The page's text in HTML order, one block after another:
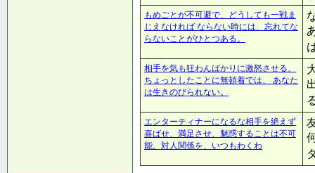
もめごとが不可避で、どうしても一戦ま
じえなければ ならない時には、忘れてな
らないことがひとつある。
相手を気も狂わんばかりに激怒させる、
ちょっとしたことに無頓着では、 あなた
は生きのびられない。
エンターティナーになるな相手を絶えず
喜ばせ、満足させ、魅惑することは不可
能。対人関係を、いつもわくわ